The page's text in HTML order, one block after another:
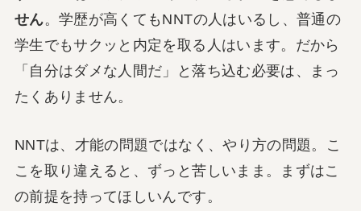
せん。学歴が高くてもNNTの人はいるし、普通の
学生でもサクッと内定を取る人はいます。だから
「自分はダメな人間だ」と落ち込む必要は、まっ
たくありません。
NNTは、才能の問題ではなく、やり方の問題。こ
こを取り違えると、ずっと苦しいまま。まずはこ
の前提を持ってほしいんです。